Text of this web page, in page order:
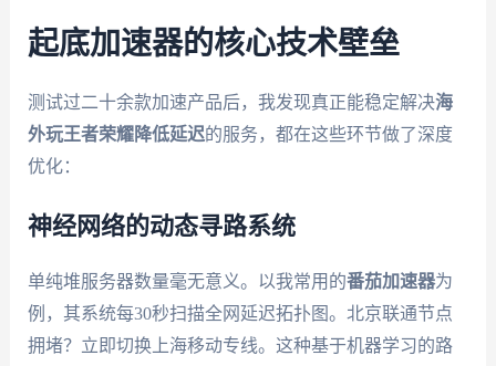
起底加速器的核心技术壁垒
测试过二十余款加速产品后，我发现真正能稳定解决海
外玩王者荣耀降低延迟的服务，都在这些环节做了深度
优化：
神经网络的动态寻路系统
单纯堆服务器数量毫无意义。以我常用的番茄加速器为
例，其系统每30秒扫描全网延迟拓扑图。北京联通节点
拥堵？立即切换上海移动专线。这种基于机器学习的路